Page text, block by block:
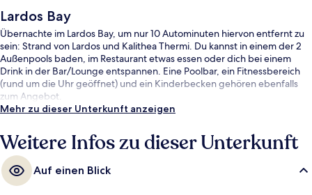
Lardos Bay
Übernachte im Lardos Bay, um nur 10 Autominuten hiervon entfernt zu
sein: Strand von Lardos und Kalithea Thermi. Du kannst in einem der 2
Außenpools baden, im Restaurant etwas essen oder dich bei einem
Drink in der Bar/Lounge entspannen. Eine Poolbar, ein Fitnessbereich
(rund um die Uhr geöffnet) und ein Kinderbecken gehören ebenfalls
zum Angebot.
Mehr zu dieser Unterkunft anzeigen
Weitere Infos zu dieser Unterkunft
Auf einen Blick